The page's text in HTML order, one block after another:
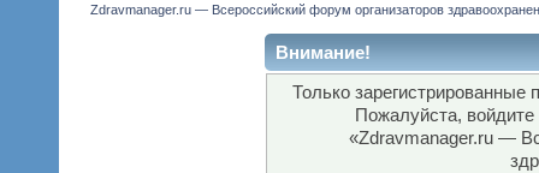
Zdravmanager.ru — Всероссийский форум организаторов
Внимание!
Только зарегистрированные
Пожалуйста,
«Zdravmanager.ru —